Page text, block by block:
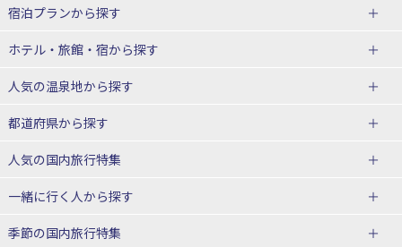
宿泊プランから探す
北海道
東北
青森県
宮城県
山形県
関東
ホテル・旅館・宿から探す
北海道ホテル・旅館
青森県ホテル・旅館
宮城県ホテル・旅館
山形県ホテル・旅館
人気の温泉地から探す
北海道
湯の川温泉(北海道)
十勝川温泉(北海道)
洞爺湖温泉(北海道)
都道府県から探す
北海道旅行・ツアー
東北
人気の国内旅行特集
東京ディズニーリゾート®への旅
ユニバーサル・スタジオ・ジャパ
一緒に行く人から探す
一人旅 国内版
季節の国内旅行特集